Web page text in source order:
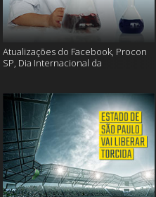
Atualizações do Facebook, Procon
SP, Dia Internacional da